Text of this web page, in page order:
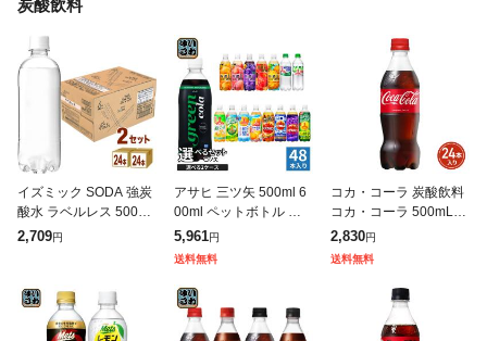
炭酸飲料
イズミック SODA 強炭
酸水 ラベルレス 500ml
合計48本 24本入×2ケ
2,709円
アサヒ 三ツ矢 500ml 6
00ml ペットボトル 選
べる 48本 (24本×2 まと
め買い) よりどり 熱中
症対策 グリーン
5,961円
送料無料
コカ・コーラ 炭酸飲料
コカ・コーラ 500mL×2
4本(24本×1ケース) 260
5jccc
2,830円
送料無料